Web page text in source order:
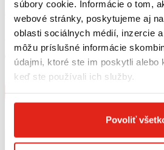
súbory cookie. Informácie o tom,
webové stránky, poskytujeme aj
oblasti sociálnych médií, inzercie
môžu príslušné informácie
údajmi, ktoré ste im poskytli alebo
keď ste používali ich služby.
Povoliť
12,90 € s DPH
Nobleza zásobník na vodu
modrý 1500ml
Skladom
Rezervovať
69,90
na